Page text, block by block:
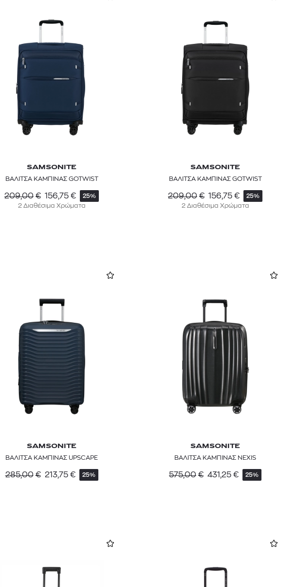
SAMSONITE
ΒΑΛΙΤΣΑ ΚΑΜΠΙΝΑΣ GOTWIST
209,00 € 156,75 € 25%
2 Διαθέσιμα Χρώματα
SAMSONITE
ΒΑΛΙΤΣΑ ΚΑΜΠΙΝΑΣ GOTWIST
209,00 € 156,75 € 25%
2 Διαθέσιμα Χρώματα
SAMSONITE
ΒΑΛΙΤΣΑ ΚΑΜΠΙΝΑΣ UPSCAPE
285,00 € 213,75 € 25%
SAMSONITE
ΒΑΛΙΤΣΑ ΚΑΜΠΙΝΑΣ NEXIS
575,00 € 431,25 € 25%